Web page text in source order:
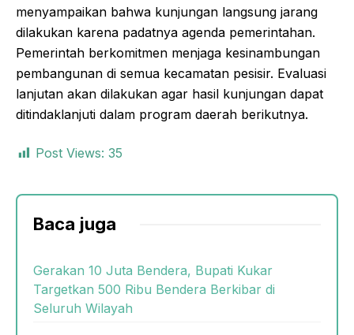
menyampaikan bahwa kunjungan langsung jarang
dilakukan karena padatnya agenda pemerintahan.
Pemerintah berkomitmen menjaga kesinambungan
pembangunan di semua kecamatan pesisir. Evaluasi
lanjutan akan dilakukan agar hasil kunjungan dapat
ditindaklanjuti dalam program daerah berikutnya.
Post Views: 35
Baca juga
Gerakan 10 Juta Bendera, Bupati Kukar
Targetkan 500 Ribu Bendera Berkibar di
Seluruh Wilayah